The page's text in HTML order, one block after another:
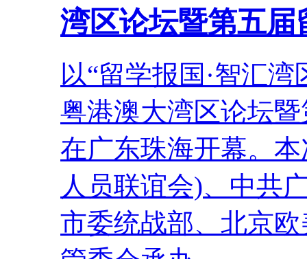
湾区论坛暨第五届
以“留学报国·智汇
粤港澳大湾区论坛
在广东珠海开幕。
人员联谊会)、中共
市委统战部、北京